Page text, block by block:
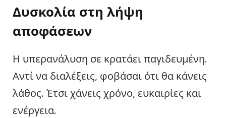
Δυσκολία στη λήψη
αποφάσεων
Η υπερανάλυση σε κρατάει παγιδευμένη.
Αντί να διαλέξεις, φοβάσαι ότι θα κάνεις
λάθος. Έτσι χάνεις χρόνο, ευκαιρίες και
ενέργεια.